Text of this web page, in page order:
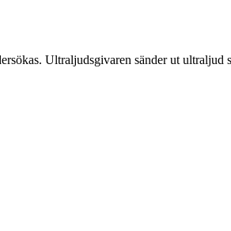
Ultraljudsgivaren sänder ut ultraljud